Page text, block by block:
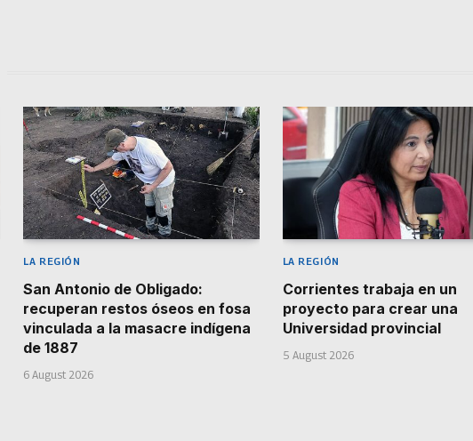
LA REGIÓN
San Antonio de Obligado:
recuperan restos óseos en fosa
vinculada a la masacre indígena
de 1887
6 August 2026
LA REGIÓN
Corrientes trabaja en un
proyecto para crear una
Universidad provincial
5 August 2026